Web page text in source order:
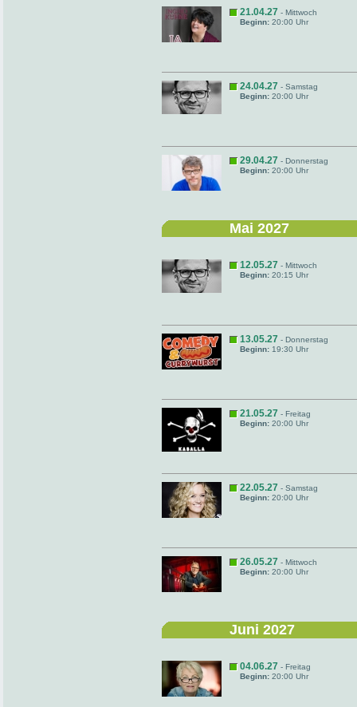
21.04.27 - Mittwoch
Beginn: 20:00 Uhr
24.04.27 - Samstag
Beginn: 20:00 Uhr
29.04.27 - Donnerstag
Beginn: 20:00 Uhr
Mai 2027
12.05.27 - Mittwoch
Beginn: 20:15 Uhr
13.05.27 - Donnerstag
Beginn: 19:30 Uhr
21.05.27 - Freitag
Beginn: 20:00 Uhr
22.05.27 - Samstag
Beginn: 20:00 Uhr
26.05.27 - Mittwoch
Beginn: 20:00 Uhr
Juni 2027
04.06.27 - Freitag
Beginn: 20:00 Uhr